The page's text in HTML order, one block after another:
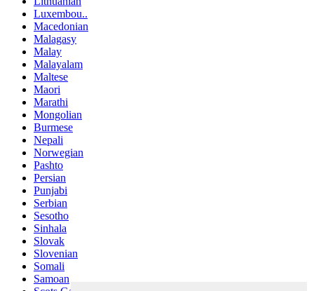
Luxembou..
Macedonian
Malagasy
Malay
Malayalam
Maltese
Maori
Marathi
Mongolian
Burmese
Nepali
Norwegian
Pashto
Persian
Punjabi
Serbian
Sesotho
Sinhala
Slovak
Slovenian
Somali
Samoan